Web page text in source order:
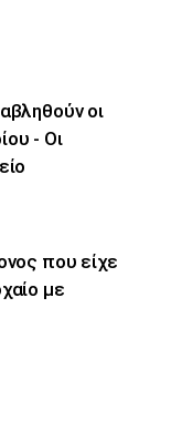
οι
- Οι
που είχε
με